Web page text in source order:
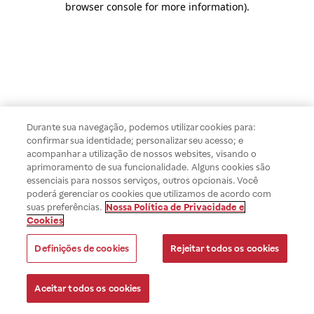
browser console for more information).
Durante sua navegação, podemos utilizar cookies para:
confirmar sua identidade; personalizar seu acesso; e
acompanhar a utilização de nossos websites, visando o
aprimoramento de sua funcionalidade. Alguns cookies são
essenciais para nossos serviços, outros opcionais. Você
poderá gerenciar os cookies que utilizamos de acordo com
suas preferências. Nossa Política de Privacidade e
Cookies
Definições de cookies Rejeitar todos os cookies
Aceitar todos os cookies